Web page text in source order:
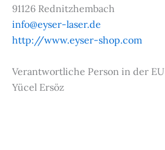
91126 Rednitzhembach
info@eyser-laser.de
http://www.eyser-shop.com
Verantwortliche Person in der EU
Yücel Ersöz